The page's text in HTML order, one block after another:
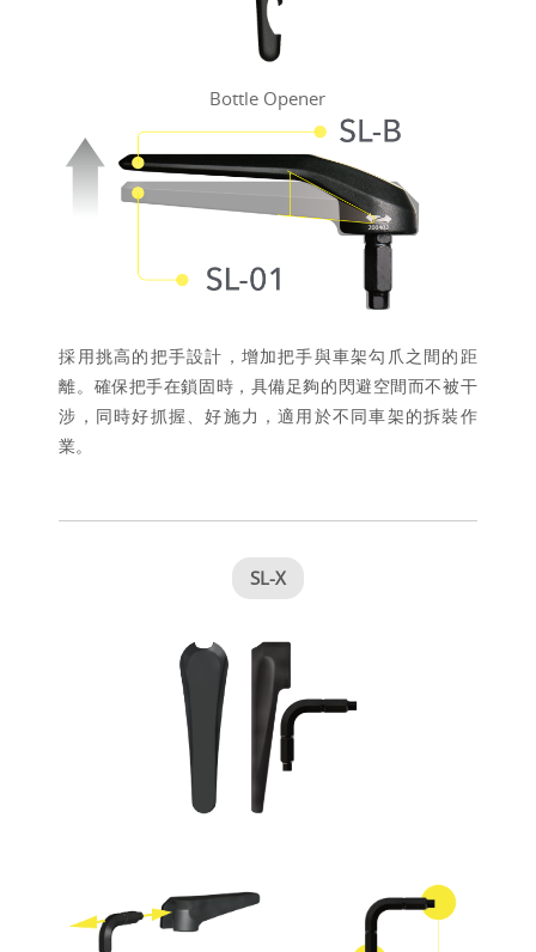
Bottle Opener
採用挑高的把手設計，增加把手與車架勾爪之間的距
離。確保把手在鎖固時，具備足夠的閃避空間而不被干
涉，同時好抓握、好施力，適用於不同車架的拆裝作
業。
SL-X